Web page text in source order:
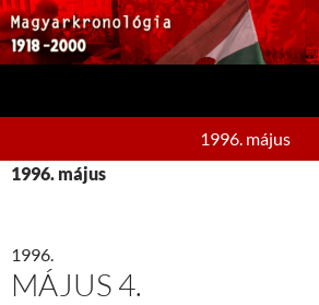
1996. május
1996. május
1996.
MÁJUS 4.